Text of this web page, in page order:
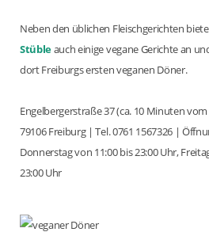
Neben den üblichen Fleischgerichten
Stübleauch einige vegane Gerichte an
dort Freiburgs ersten veganen Döner.
Engelbergerstraße 37 (ca. 10 Minuten
79106 Freiburg | Tel. 0761 1567326 |
Donnerstag von 11:00 bis 23:00 Uhr,
23:00 Uhr